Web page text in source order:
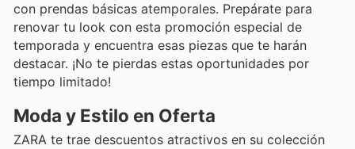
con prendas básicas atemporales. Prepárate para
renovar tu look con esta promoción especial de
temporada y encuentra esas piezas que te harán
destacar. ¡No te pierdas estas oportunidades por
tiempo limitado!
Moda y Estilo en Oferta
ZARA te trae descuentos atractivos en su colección